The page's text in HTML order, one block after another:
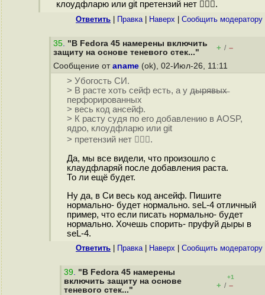
клоудфларю или git претензий нет 🤷🏻‍♂️.
Ответить Правка| Наверх Cообщить модератору
35. "В Fedora 45 намерены включить
защиту на основе теневого стек..."
+ / –
Сообщение от aname (ok), 02-Июл-26, 11:11
> Убогость СИ.
> В расте хоть сейф есть, а у д̶ы̶р̶я̶в̶ы̶х̶
перфорированных
> весь код ансейф.
> К расту судя по его добавлению в AOSP,
ядро, клоудфларю или git
> претензий нет 🤷🏻‍♂️.
Да, мы все видели, что произошло с
клаудфларяй после добавления раста.
То ли ещё будет.
Ну да, в Си весь код ансейф. Пишите
нормально- будет нормально. seL-4 отличный
пример, что если писать нормально- будет
нормально. Хочешь спорить- пруфуй дыры в
seL-4.
Ответить Правка| Наверх Cообщить модератору
39. "В Fedora 45 намерены
включить защиту на основе
теневого стек..."
+1
+ / –